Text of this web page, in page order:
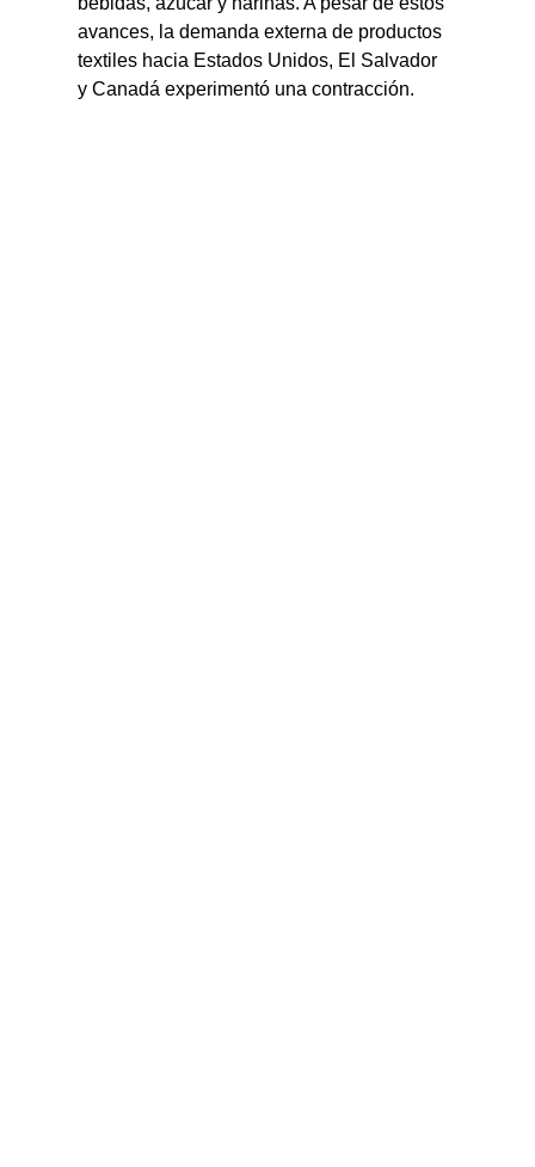
avances, la demanda externa de productos
textiles hacia Estados Unidos, El Salvador
y Canadá experimentó una contracción.